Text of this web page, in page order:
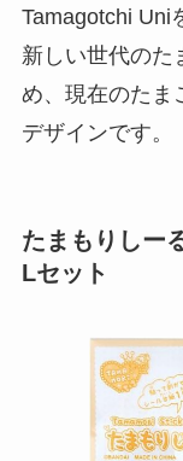
Tamagotchi Uni
新しい世代のた
め、現在のたま
デザインです。
たまもりしー
Lセット